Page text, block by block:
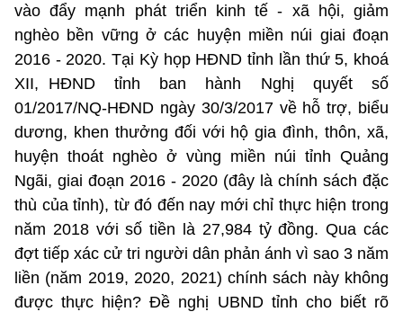
vào đẩy mạnh phát triển kinh tế - xã hội, giảm
nghèo bền vững ở các huyện miền núi giai đoạn
2016 - 2020. Tại Kỳ họp HĐND tỉnh lần thứ 5, khoá
XII, HĐND tỉnh ban hành Nghị quyết số
01/2017/NQ-HĐND ngày 30/3/2017 về hỗ trợ, biểu
dương, khen thưởng đối với hộ gia đình, thôn, xã,
huyện thoát nghèo ở vùng miền núi tỉnh Quảng
Ngãi, giai đoạn 2016 - 2020 (đây là chính sách đặc
thù của tỉnh), từ đó đến nay mới chỉ thực hiện trong
năm 2018 với số tiền là 27,984 tỷ đồng. Qua các
đợt tiếp xác cử tri người dân phản ánh vì sao 3 năm
liền (năm 2019, 2020, 2021) chính sách này không
được thực hiện? Đề nghị UBND tỉnh cho biết rõ